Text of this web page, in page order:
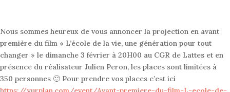
Nous sommes heureux de vous annoncer la projection en avant
première du film « L’école de la vie, une génération pour tout
changer » le dimanche 3 février à 20H00 au CGR de Lattes et en
présence du réalisateur Julien Peron, les places sont limitées à
350 personnes 🙂 Pour prendre vos places c’est ici